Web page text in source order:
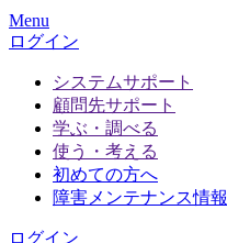
Menu
ログイン
システムサポート
顧問先サポート
学ぶ・調べる
使う・考える
初めての方へ
障害メンテナンス情報
ログイン